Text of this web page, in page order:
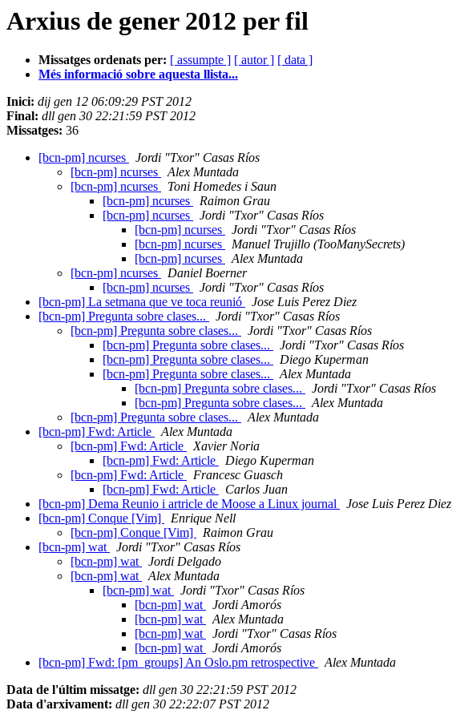
Arxius de gener 2012 per fil
Missatges ordenats per: [ assumpte ] [ autor ] [ data ]
Més informació sobre aquesta llista...
Inici: dij gen 12 06:09:29 PST 2012
Final: dll gen 30 22:21:59 PST 2012
Missatges: 36
[bcn-pm] ncurses
Jordi "Txor" Casas Ríos
[bcn-pm] ncurses
Alex Muntada
[bcn-pm] ncurses
Toni Homedes i Saun
[bcn-pm] ncurses
Raimon Grau
[bcn-pm] ncurses
Jordi "Txor" Casas Ríos
[bcn-pm] ncurses
Jordi "Txor" Casas Ríos
[bcn-pm] ncurses
Manuel Trujillo (TooManySecrets)
[bcn-pm] ncurses
Alex Muntada
[bcn-pm] ncurses
Daniel Boerner
[bcn-pm] ncurses
Jordi "Txor" Casas Ríos
[bcn-pm] La setmana que ve toca reunió
Jose Luis Perez Diez
[bcn-pm] Pregunta sobre clases...
Jordi "Txor" Casas Ríos
[bcn-pm] Pregunta sobre clases...
Jordi "Txor" Casas Ríos
[bcn-pm] Pregunta sobre clases...
Jordi "Txor" Casas Ríos
[bcn-pm] Pregunta sobre clases...
Diego Kuperman
[bcn-pm] Pregunta sobre clases...
Alex Muntada
[bcn-pm] Pregunta sobre clases...
Jordi "Txor" Casas Ríos
[bcn-pm] Pregunta sobre clases...
Alex Muntada
[bcn-pm] Pregunta sobre clases...
Alex Muntada
[bcn-pm] Fwd: Article
Alex Muntada
[bcn-pm] Fwd: Article
Xavier Noria
[bcn-pm] Fwd: Article
Diego Kuperman
[bcn-pm] Fwd: Article
Francesc Guasch
[bcn-pm] Fwd: Article
Carlos Juan
[bcn-pm] Dema Reunio i artricle de Moose a Linux journal
Jose Luis Perez Diez
[bcn-pm] Conque [Vim]
Enrique Nell
[bcn-pm] Conque [Vim]
Raimon Grau
[bcn-pm] wat
Jordi "Txor" Casas Ríos
[bcn-pm] wat
Jordi Delgado
[bcn-pm] wat
Alex Muntada
[bcn-pm] wat
Jordi "Txor" Casas Ríos
[bcn-pm] wat
Jordi Amorós
[bcn-pm] wat
Alex Muntada
[bcn-pm] wat
Jordi "Txor" Casas Ríos
[bcn-pm] wat
Jordi Amorós
[bcn-pm] Fwd: [pm_groups] An Oslo.pm retrospective
Alex Muntada
Data de l'últim missatge: dll gen 30 22:21:59 PST 2012
Data d'arxivament: dll gen 30 22:22:07 PST 2012